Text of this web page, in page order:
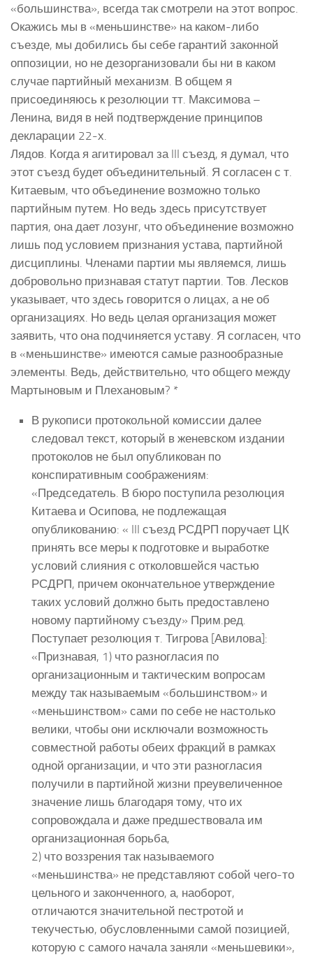
«большинства», всегда так смотрели на этот вопрос.
Окажись мы в «меньшинстве» на каком-либо
съезде, мы добились бы себе гарантий законной
оппозиции, но не дезорганизовали бы ни в каком
случае партийный механизм. В общем я
присоединяюсь к резолюции тт. Максимова –
Ленина, видя в ней подтверждение принципов
декларации 22-х.
Лядов. Когда я агитировал за III съезд, я думал, что
этот съезд будет объединительный. Я согласен с т.
Китаевым, что объединение возможно только
партийным путем. Но ведь здесь присутствует
партия, она дает лозунг, что объединение возможно
лишь под условием признания устава, партийной
дисциплины. Членами партии мы являемся, лишь
добровольно признавая статут партии. Тов. Лесков
указывает, что здесь говорится о лицах, а не об
организациях. Но ведь целая организация может
заявить, что она подчиняется уставу. Я согласен, что
в «меньшинстве» имеются самые разнообразные
элементы. Ведь, действительно, что общего между
Мартыновым и Плехановым? *
В рукописи протокольной комиссии далее
следовал текст, который в женевском издании
протоколов не был опубликован по
конспиративным соображениям:
«Председатель. В бюро поступила резолюция
Китаева и Осипова, не подлежащая
опубликованию: « III съезд РСДРП поручает ЦК
принять все меры к подготовке и выработке
условий слияния с отколовшейся частью
РСДРП, причем окончательное утверждение
таких условий должно быть предоставлено
новому партийному съезду» Прим.ред.
Поступает резолюция т. Тигрова [Авилова]:
«Признавая, 1) что разногласия по
организационным и тактическим вопросам
между так называемым «большинством» и
«меньшинством» сами по себе не настолько
велики, чтобы они исключали возможность
совместной работы обеих фракций в рамках
одной организации, и что эти разногласия
получили в партийной жизни преувеличенное
значение лишь благодаря тому, что их
сопровождала и даже предшествовала им
организационная борьба,
2) что воззрения так называемого
«меньшинства» не представляют собой чего-то
цельного и законченного, а, наоборот,
отличаются значительной пестротой и
текучестью, обусловленными самой позицией,
которую с самого начала заняли «меньшевики»,